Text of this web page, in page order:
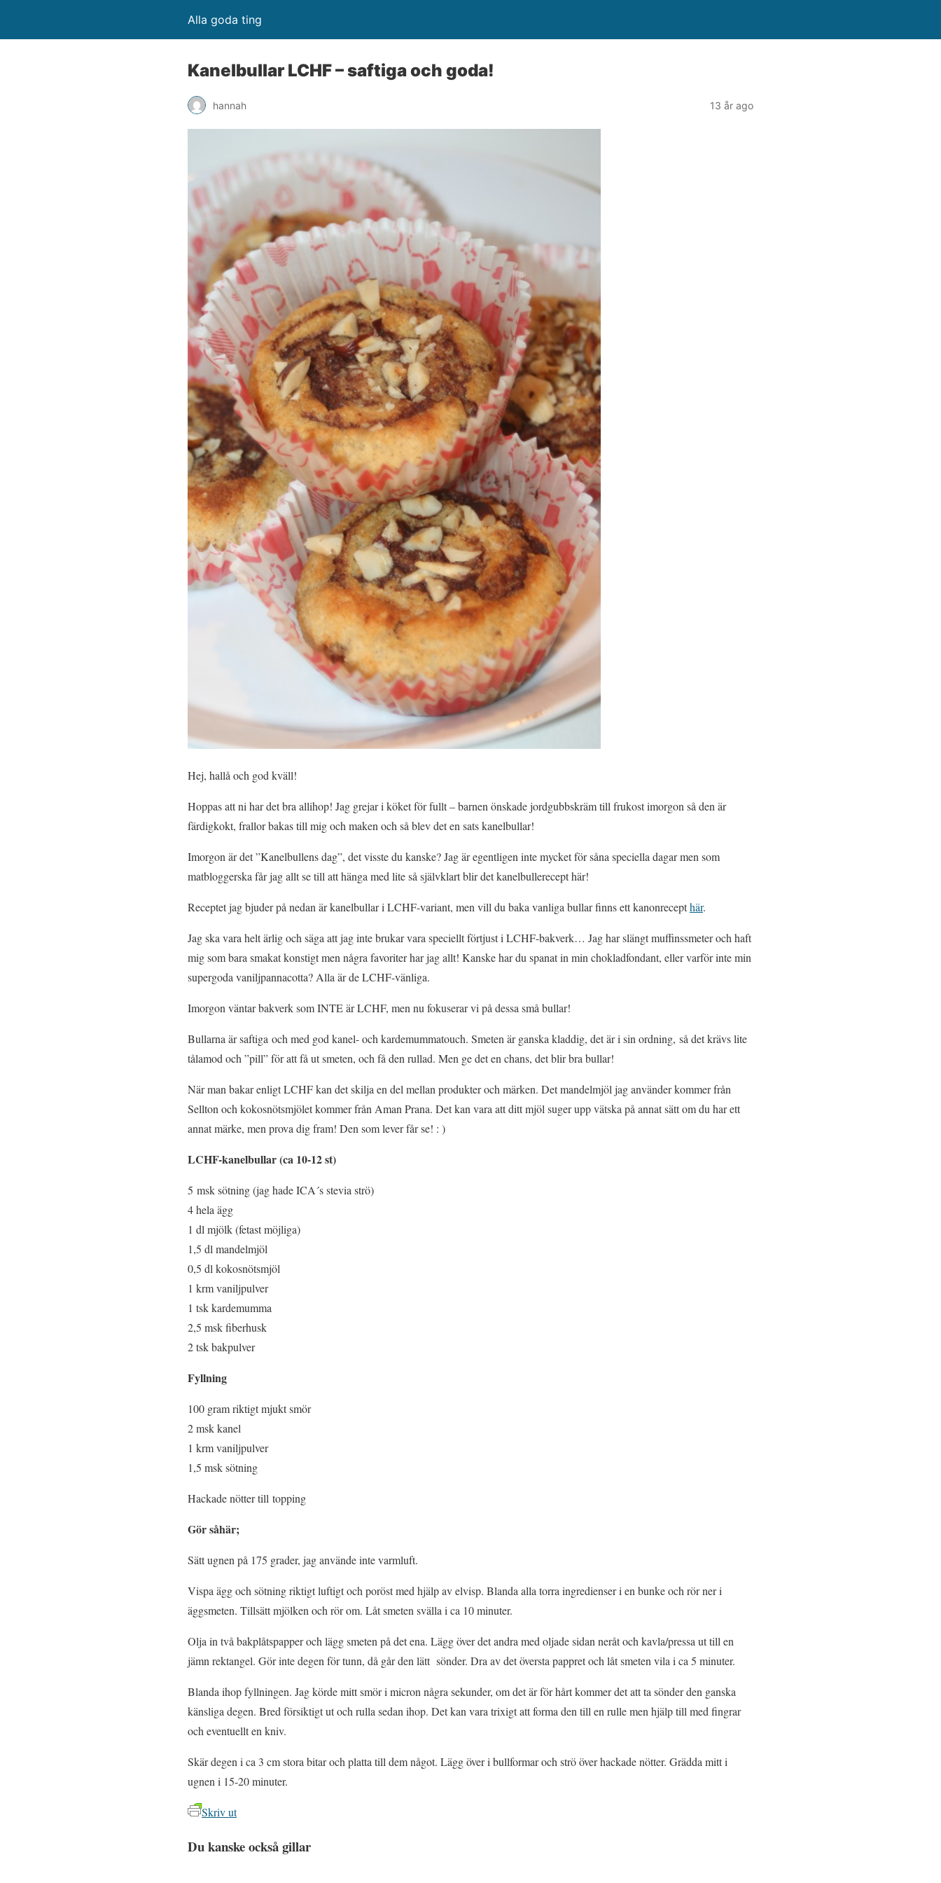
Alla goda ting
Kanelbullar LCHF – saftiga och goda!
hannah 13 år ago
Hej, hallå och god kväll!
Hoppas att ni har det bra allihop! Jag grejar i köket för fullt – barnen önskade jordgubbskräm till frukost imorgon så den är
färdigkokt, frallor bakas till mig och maken och så blev det en sats kanelbullar!
Imorgon är det ”Kanelbullens dag”, det visste du kanske? Jag är egentligen inte mycket för såna speciella dagar men som
matbloggerska får jag allt se till att hänga med lite så självklart blir det kanelbullerecept här!
Receptet jag bjuder på nedan är kanelbullar i LCHF-variant, men vill du baka vanliga bullar finns ett kanonrecepthär.
Jag ska vara helt ärlig och säga att jag inte brukar vara speciellt förtjust i LCHF-bakverk… Jag har slängt muffinssmeter och haft
mig som bara smakat konstigt men några favoriter har jag allt! Kanske har du spanat in min chokladfondant, eller varför inte min
supergoda vaniljpannacotta? Alla är de LCHF-vänliga.
Imorgon väntar bakverk som INTE är LCHF, men nu fokuserar vi på dessa små bullar!
Bullarna är saftiga och med god kanel- och kardemummatouch. Smeten är ganska kladdig, det är i sin ordning, så det krävs lite
tålamod och ”pill” för att få ut smeten, och få den rullad. Men ge det en chans, det blir bra bullar!
När man bakar enligt LCHF kan det skilja en del mellan produkter och märken. Det mandelmjöl jag använder kommer från
Sellton och kokosnötsmjölet kommer från Aman Prana. Det kan vara att ditt mjöl suger upp vätska på annat sätt om du har ett
annat märke, men prova dig fram! Den som lever får se! : )
LCHF-kanelbullar (ca 10-12 st)
5 msk sötning (jag hade ICA´s stevia strö)
4 hela ägg
1 dl mjölk (fetast möjliga)
1,5 dl mandelmjöl
0,5 dl kokosnötsmjöl
1 krm vaniljpulver
1 tsk kardemumma
2,5 msk fiberhusk
2 tsk bakpulver
Fyllning
100 gram riktigt mjukt smör
2 msk kanel
1 krm vaniljpulver
1,5 msk sötning
Hackade nötter till topping
Gör såhär;
Sätt ugnen på 175 grader, jag använde inte varmluft.
Vispa ägg och sötning riktigt luftigt och poröst med hjälp av elvisp. Blanda alla torra ingredienser i en bunke och rör ner i
äggsmeten. Tillsätt mjölken och rör om. Låt smeten svälla i ca 10 minuter.
Olja in två bakplåtspapper och lägg smeten på det ena. Lägg över det andra med oljade sidan neråt och kavla/pressa ut till en
jämn rektangel. Gör inte degen för tunn, då går den lätt sönder. Dra av det översta pappret och låt smeten vila i ca 5 minuter.
Blanda ihop fyllningen. Jag körde mitt smör i micron några sekunder, om det är för hårt kommer det att ta sönder den ganska
känsliga degen. Bred försiktigt ut och rulla sedan ihop. Det kan vara trixigt att forma den till en rulle men hjälp till med fingrar
och eventuellt en kniv.
Skär degen i ca 3 cm stora bitar och platta till dem något. Lägg över i bullformar och strö över hackade nötter. Grädda mitt i
ugnen i 15-20 minuter.
Skriv ut
Du kanske också gillar